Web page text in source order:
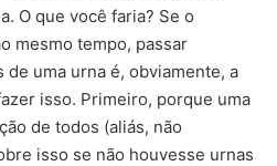
O que você faria? Se o
mesmo tempo, passar
uma urna é, obviamente, a
isso. Primeiro, porque uma
de todos (aliás, não
isso se não houvesse urnas